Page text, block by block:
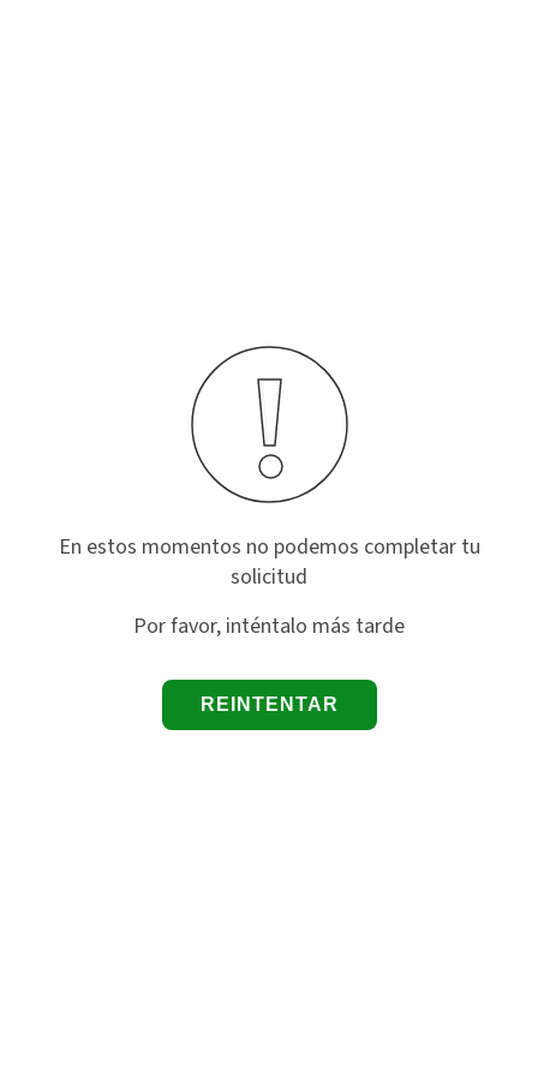
En estos momentos no podemos completar tu
solicitud
Por favor, inténtalo más tarde
REINTENTAR